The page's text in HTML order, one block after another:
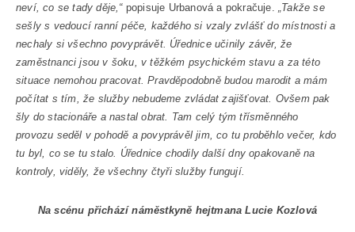
neví, co se tady děje,“ popisuje Urbanová a pokračuje.
„Takže se
sešly s vedoucí ranní péče, každého si vzaly zvlášť do místnosti a
nechaly si všechno povyprávět. Úřednice učinily závěr, že
zaměstnanci jsou v šoku, v těžkém psychickém stavu a za této
situace nemohou pracovat. Pravděpodobně budou marodit a mám
počítat s tím, že služby nebudeme zvládat zajišťovat. Ovšem pak
šly do stacionáře a nastal obrat. Tam celý tým třísměnného
provozu seděl v pohodě a povyprávěl jim, co tu proběhlo večer, kdo
tu byl, co se tu stalo. Úřednice chodily další dny opakovaně na
kontroly, viděly, že všechny čtyři služby fungují.
Na scénu přichází náměstkyně hejtmana Lucie Kozlová